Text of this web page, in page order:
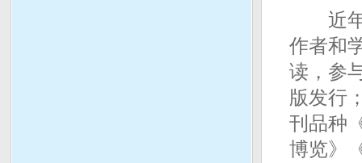
近年
作者和
读，参
版发行
刊品种
博览》